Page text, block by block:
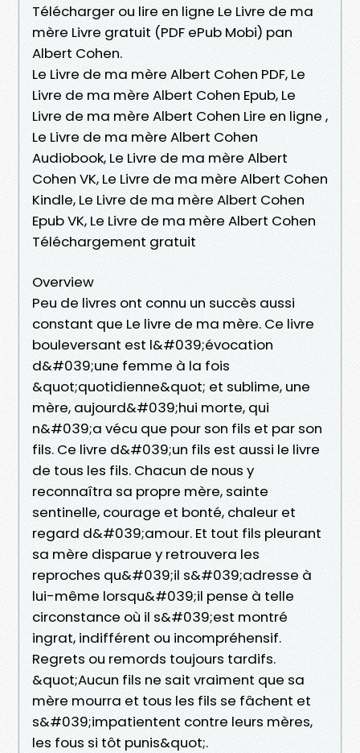
Télécharger ou lire en ligne Le Livre de ma
mère Livre gratuit (PDF ePub Mobi) pan
Albert Cohen.
Le Livre de ma mère Albert Cohen PDF, Le
Livre de ma mère Albert Cohen Epub, Le
Livre de ma mère Albert Cohen Lire en ligne ,
Le Livre de ma mère Albert Cohen
Audiobook, Le Livre de ma mère Albert
Cohen VK, Le Livre de ma mère Albert Cohen
Kindle, Le Livre de ma mère Albert Cohen
Epub VK, Le Livre de ma mère Albert Cohen
Téléchargement gratuit
Overview
Peu de livres ont connu un succès aussi
constant que Le livre de ma mère. Ce livre
bouleversant est l&#039;évocation
d&#039;une femme à la fois
&quot;quotidienne&quot; et sublime, une
mère, aujourd&#039;hui morte, qui
n&#039;a vécu que pour son fils et par son
fils. Ce livre d&#039;un fils est aussi le livre
de tous les fils. Chacun de nous y
reconnaîtra sa propre mère, sainte
sentinelle, courage et bonté, chaleur et
regard d&#039;amour. Et tout fils pleurant
sa mère disparue y retrouvera les
reproches qu&#039;il s&#039;adresse à
lui-même lorsqu&#039;il pense à telle
circonstance où il s&#039;est montré
ingrat, indifférent ou incompréhensif.
Regrets ou remords toujours tardifs.
&quot;Aucun fils ne sait vraiment que sa
mère mourra et tous les fils se fâchent et
s&#039;impatientent contre leurs mères,
les fous si tôt punis&quot;.